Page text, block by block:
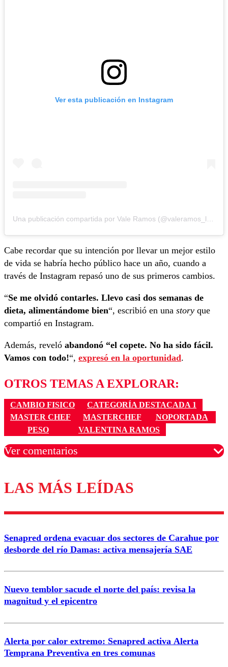
Ver esta publicación en Instagram
Cabe recordar que su intención por llevar un mejor estilo
de vida se habría hecho público hace un año, cuando a
través de Instagram repasó uno de sus primeros cambios.
“Se me olvidó contarles. Llevo casi dos semanas de
dieta, alimentándome bien“, escribió en una story que
compartió en Instagram.
Además, reveló abandonó “el copete. No ha sido fácil.
Vamos con todo!“, expresó en la oportunidad.
OTROS TEMAS A EXPLORAR:
CAMBIO FISICO
CATEGORÍA DESTACADA 1
MASTER CHEF
MASTERCHEF
NOPORTADA
PESO
VALENTINA RAMOS
Ver comentarios
Los comentarios son moderados para garantizar un
diálogo respetuoso.
Correo
LAS MÁS LEÍDAS
Senapred ordena evacuar dos sectores de Carahue por
desborde del río Damas: activa mensajería SAE
Nuevo temblor sacude el norte del país: revisa la
magnitud y el epicentro
Alerta por calor extremo: Senapred activa Alerta
Temprana Preventiva en tres comunas